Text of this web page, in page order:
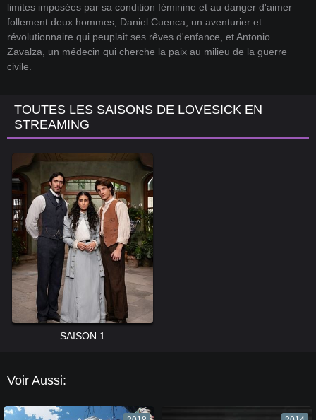
limites imposées par sa condition féminine et au danger d'aimer
follement deux hommes, Daniel Cuenca, un aventurier et
révolutionnaire qui peuplait ses rêves d'enfance, et Antonio
Zavalza, un médecin qui cherche la paix au milieu de la guerre
civile.
TOUTES LES SAISONS DE LOVESICK EN
STREAMING
SAISON 1
Voir Aussi: